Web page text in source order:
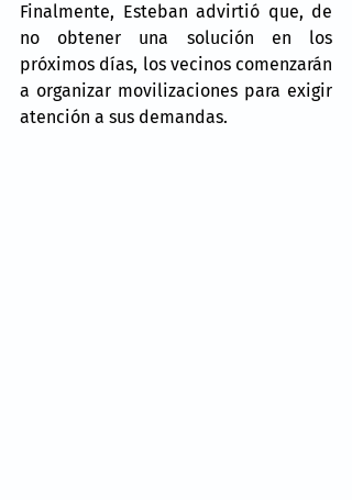
Finalmente, Esteban advirtió que, de
no obtener una solución en los
próximos días, los vecinos comenzarán
a organizar movilizaciones para exigir
atención a sus demandas.